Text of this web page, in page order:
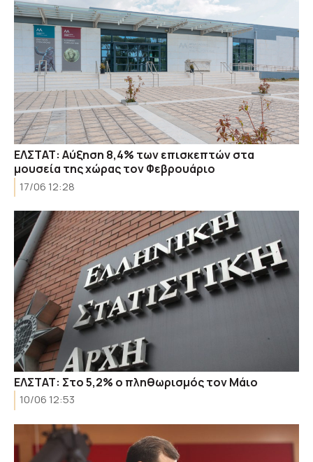
EΛΣΤΑΤ: Αύξηση 8,4% των επισκεπτών στα
μουσεία της χώρας τον Φεβρουάριο
17/06 12:28
ΕΛΣΤΑΤ: Στο 5,2% ο πληθωρισμός τον Μάιο
10/06 12:53